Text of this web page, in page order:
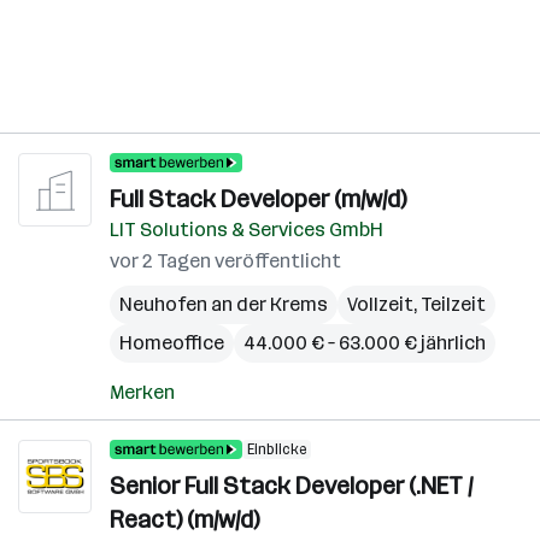
Full Stack Developer (m/w/d)
LIT Solutions & Services GmbH
vor 2 Tagen veröffentlicht
Neuhofen an der Krems
Vollzeit, Teilzeit
Homeoffice
44.000 € – 63.000 € jährlich
Merken
Einblicke
Senior Full Stack Developer (.NET /
React) (m/w/d)